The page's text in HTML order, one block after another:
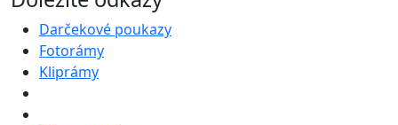
Darčekové poukazy
Fotorámy
Kliprámy